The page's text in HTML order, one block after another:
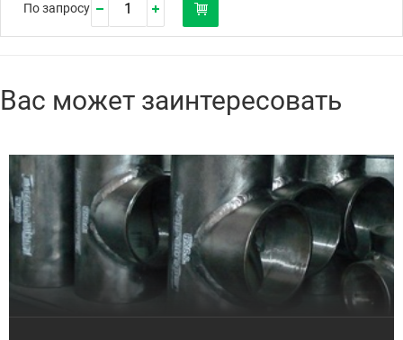
По запросу
Вас может заинтересовать